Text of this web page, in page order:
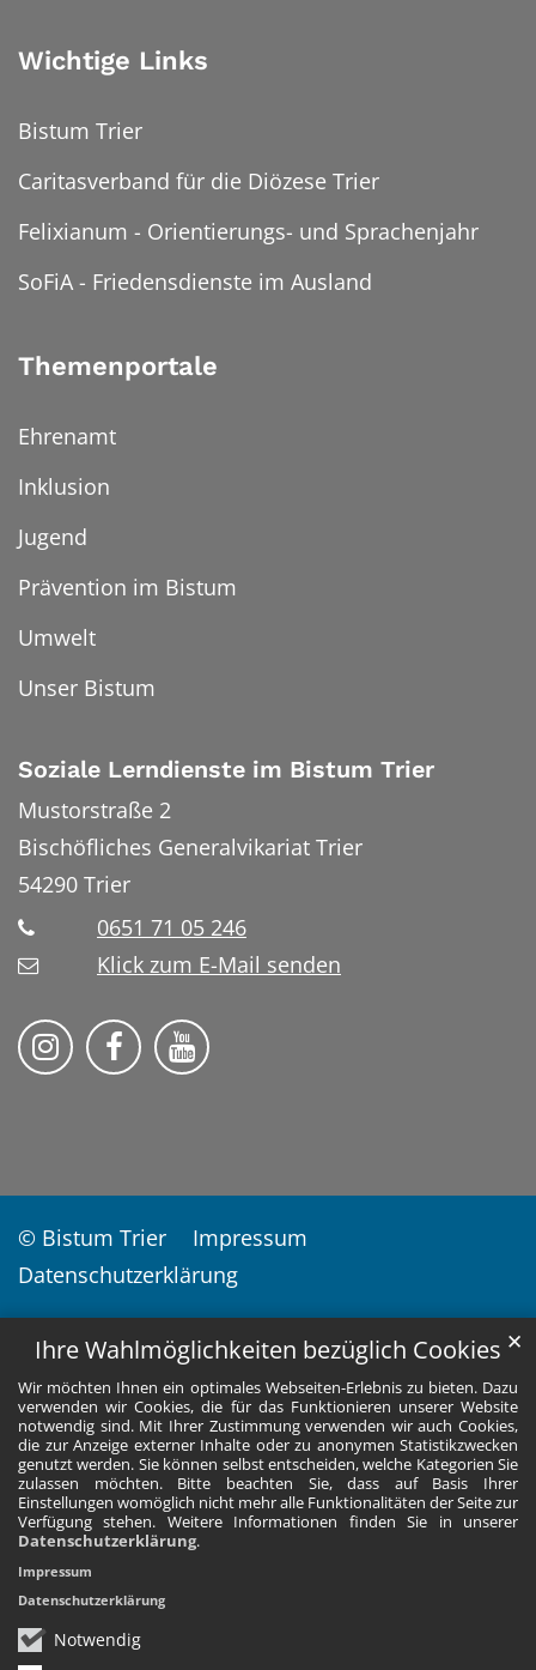
Ihre Wahlmöglichkeiten bezüglich Cookies
Wir möchten Ihnen ein optimales Webseiten-Erlebnis zu bieten. Dazu
verwenden wir Cookies, die für das Funktionieren unserer Website
notwendig sind. Mit Ihrer Zustimmung verwenden wir auch Cookies,
die zur Anzeige externer Inhalte oder zu anonymen Statistikzwecken
genutzt werden. Sie können selbst entscheiden, welche Kategorien Sie
zulassen möchten. Bitte beachten Sie, dass auf Basis Ihrer
Einstellungen womöglich nicht mehr alle Funktionalitäten der Seite zur
Verfügung stehen. Weitere Informationen finden Sie in unserer
Datenschutzerklärung.
Notwendig
✕
Impressum
Datenschutzerklärung
Wichtige Links
Bistum Trier
Caritasverband für die Diözese Trier
Felixianum - Orientierungs- und Sprachenjahr
SoFiA - Friedensdienste im Ausland
Themenportale
Ehrenamt
Inklusion
Jugend
Prävention im Bistum
Umwelt
Unser Bistum
Soziale Lerndienste im Bistum Trier
Mustorstraße 2
Bischöfliches Generalvikariat Trier
54290 Trier
0651 71 05 246
Klick zum E-Mail senden
Soziale Lerndienste auf Instragram
Soziale Lerndienste auf Facebook
Soziale Lerndienste auf
© Bistum Trier
Impressum
Datenschutzerklärung